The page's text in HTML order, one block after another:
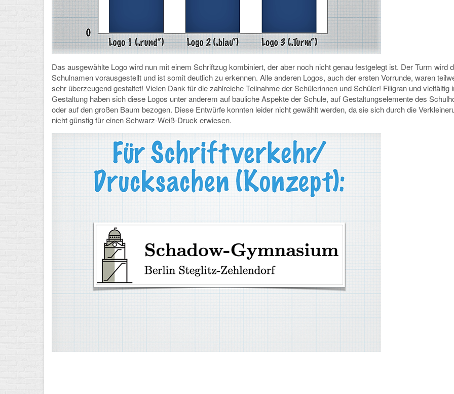
Das ausgewählte Logo wird nun mit einem Schriftzug kombiniert, der aber noch nicht genau festgelegt ist. Der Turm wird
Schulnamen vorausgestellt und ist somit deutlich zu erkennen. Alle anderen Logos, auch der ersten Vorrunde, waren
sehr überzeugend gestaltet! Vielen Dank für die zahlreiche Teilnahme der Schülerinnen und Schüler! Filigran und vielfältig
Gestaltung haben sich diese Logos unter anderem auf bauliche Aspekte der Schule, auf Gestaltungselemente des
oder auf den großen Baum bezogen. Diese Entwürfe konnten leider nicht gewählt werden, da sie sich durch die
nicht günstig für einen Schwarz-Weiß-Druck erwiesen.